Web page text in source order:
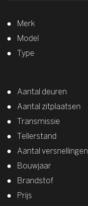
Merk
Model
Type
Aantal deuren
Aantal zitplaatsen
Transmissie
Tellerstand
Aantal versnellingen
Bouwjaar
Brandstof
Prijs